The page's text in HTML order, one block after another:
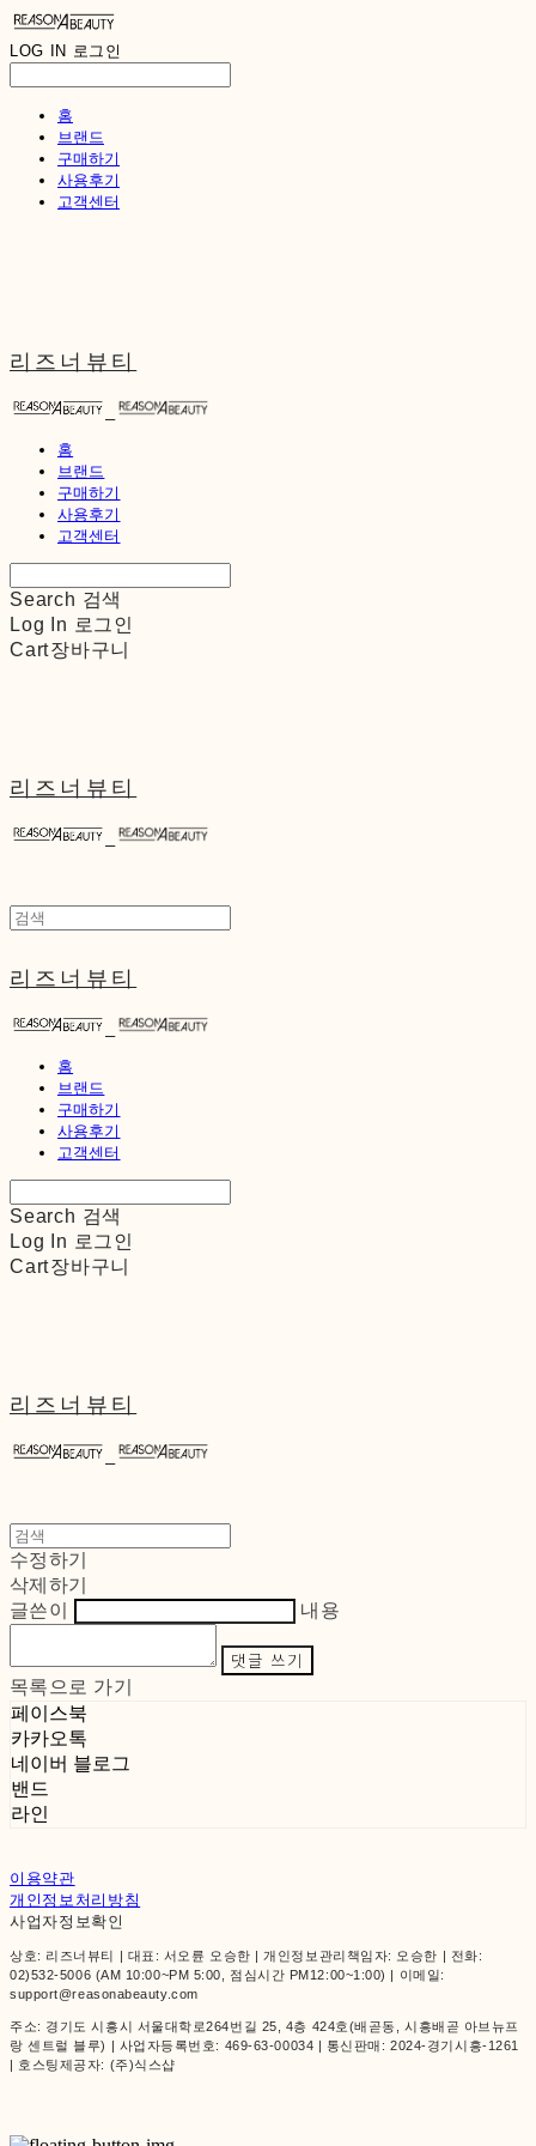
LOG IN 로그인
홈
브랜드
구매하기
사용후기
고객센터
리즈너뷰티
홈
브랜드
구매하기
사용후기
고객센터
Search 검색
Log In 로그인
Cart장바구니
리즈너뷰티
리즈너뷰티
홈
브랜드
구매하기
사용후기
고객센터
Search 검색
Log In 로그인
Cart장바구니
리즈너뷰티
수정하기
삭제하기
글쓴이
내용
댓글 쓰기
목록으로 가기
페이스북
카카오톡
네이버 블로그
밴드
라인
이용약관
개인정보처리방침
사업자정보확인
상호: 리즈너뷰티 | 대표: 서오륜 오승한 | 개인정보관리책임자: 오승한 | 전화:
02)532-5006 (AM 10:00~PM 5:00, 점심시간 PM12:00~1:00) | 이메일:
support@reasonabeauty.com
주소: 경기도 시흥시 서울대학로264번길 25, 4층 424호(배곧동, 시흥배곧 아브뉴프
랑 센트럴 블루) | 사업자등록번호: 469-63-00034 | 통신판매:2024-경기시흥-1261
| 호스팅제공자: (주)식스샵